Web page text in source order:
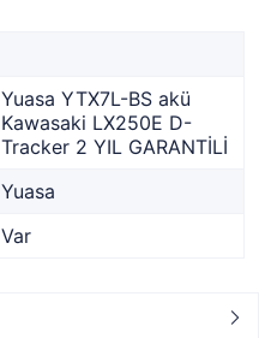
Yuasa YTX7L-BS akü
Kawasaki LX250E D-
Tracker 2 YIL GARANTİLİ
Yuasa
Var